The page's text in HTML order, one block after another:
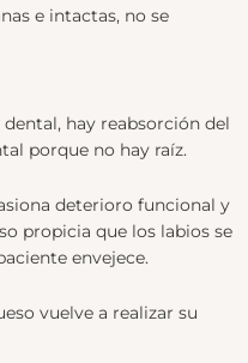
e intactas, no se
hay reabsorción del
porque no hay raíz.
deterioro funcional y
propicia que los labios se
envejece.
vuelve a realizar su